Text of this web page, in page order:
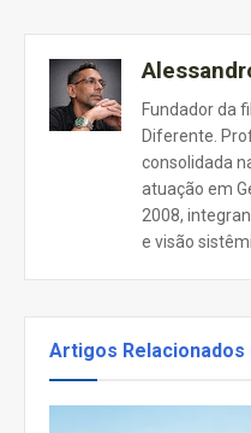
Fundador da
Diferente.
consolidada
atuação em
2008,
e visão
Artigos